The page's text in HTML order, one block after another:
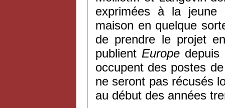
exprimées à la jeune
maison en quelque
de prendre le projet
publient Europe depuis
occupent des postes
ne seront pas récusés
au début des années